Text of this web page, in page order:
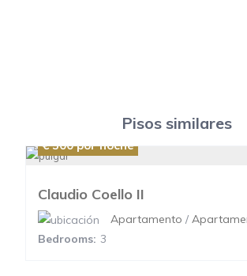
Pisos similares
€ 300por noche
Claudio Coello II
Apartamento /
Bedrooms: 3